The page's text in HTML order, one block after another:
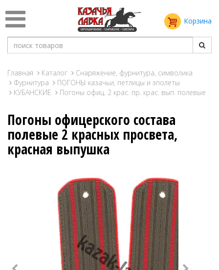
Корзина
Главная Каталог
Снаряжение, фурнитура, символика
Фурнитура
ПОГОНЫ казачьи, петлицы и эполеты
КУБАНСКИЕ
Погоны офиц. 2 крас. пр. крас. вып. полевые
Погоны офицерского состава
полевые 2 красных просвета,
красная выпушка